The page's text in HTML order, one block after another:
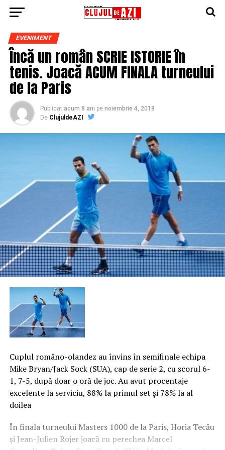
EVENIMENT
Încă un român SCRIE ISTORIE în
tenis. Joacă ACUM FINALA turneului
de la Paris
Publicat acum 8 ani pe noiembrie 4, 2018
De ClujuldeAZI
Cuplul româno-olandez au învins în semifinale echipa
Mike Bryan/Jack Sock (SUA), cap de serie 2, cu scorul 6-
1, 7-5, după doar o oră de joc. Au avut procentaje
excelente la serviciu, 88% la primul set şi 78% la al
doilea
În finala turneului Masters 1000 de la Paris, Horia Tecău
şi Jean-Julien Rojer joacă cu perechea Marcel